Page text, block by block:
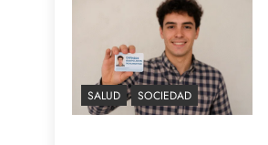
SALUD SOCIEDAD